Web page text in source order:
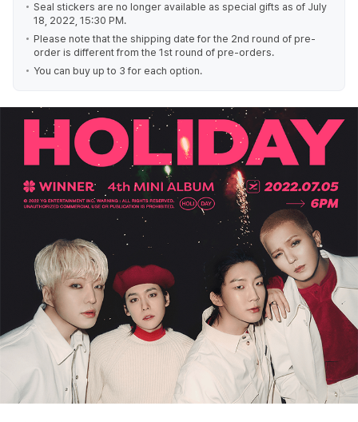
Seal stickers are no longer available as special gifts as of July
18, 2022, 15:30 PM.
Please note that the shipping date for the 2nd round of pre-
order is different from the 1st round of pre-orders.
You can buy up to 3 for each option.